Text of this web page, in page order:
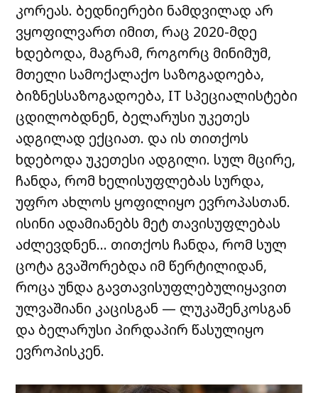
კორეას. ბედნიერები ნამდვილად არ
ვყოფილვართ იმით, რაც 2020-მდე
ხდებოდა, მაგრამ, როგორც მინიმუმ,
მთელი სამოქალაქო საზოგადოება,
ბიზნესსაზოგადოება, IT სპეციალისტები
ცდილობდნენ, ბელარუსი უკეთეს
ადგილად ექციათ. და ის თითქოს
ხდებოდა უკეთესი ადგილი. სულ მცირე,
ჩანდა, რომ ხელისუფლებას სურდა,
უფრო ახლოს ყოფილიყო ევროპასთან.
ისინი ადამიანებს მეტ თავისუფლებას
აძლევდნენ… თითქოს ჩანდა, რომ სულ
ცოტა გვაშორებდა იმ წერტილიდან,
როცა უნდა გავთავისუფლებულიყავით
ულვაშიანი კაცისგან — ლუკაშენკოსგან
და ბელარუსი პირდაპირ წასულიყო
ევროპისკენ.